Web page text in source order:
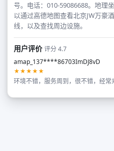
号。电话：010-59086688。地理
以通过高德地图查看北京JW万豪
线，以及查找周边设施。
用户评价评分 4.7
amap_137****86703ImDJ8vD
★★★★★
环境不错，服务周到，很不错，经常